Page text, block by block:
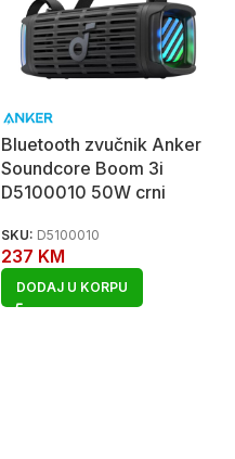
Bluetooth zvučnik Anker
Soundcore Boom 3i
D5100010 50W crni
SKU: D5100010
237 KM
DODAJ U KORPU